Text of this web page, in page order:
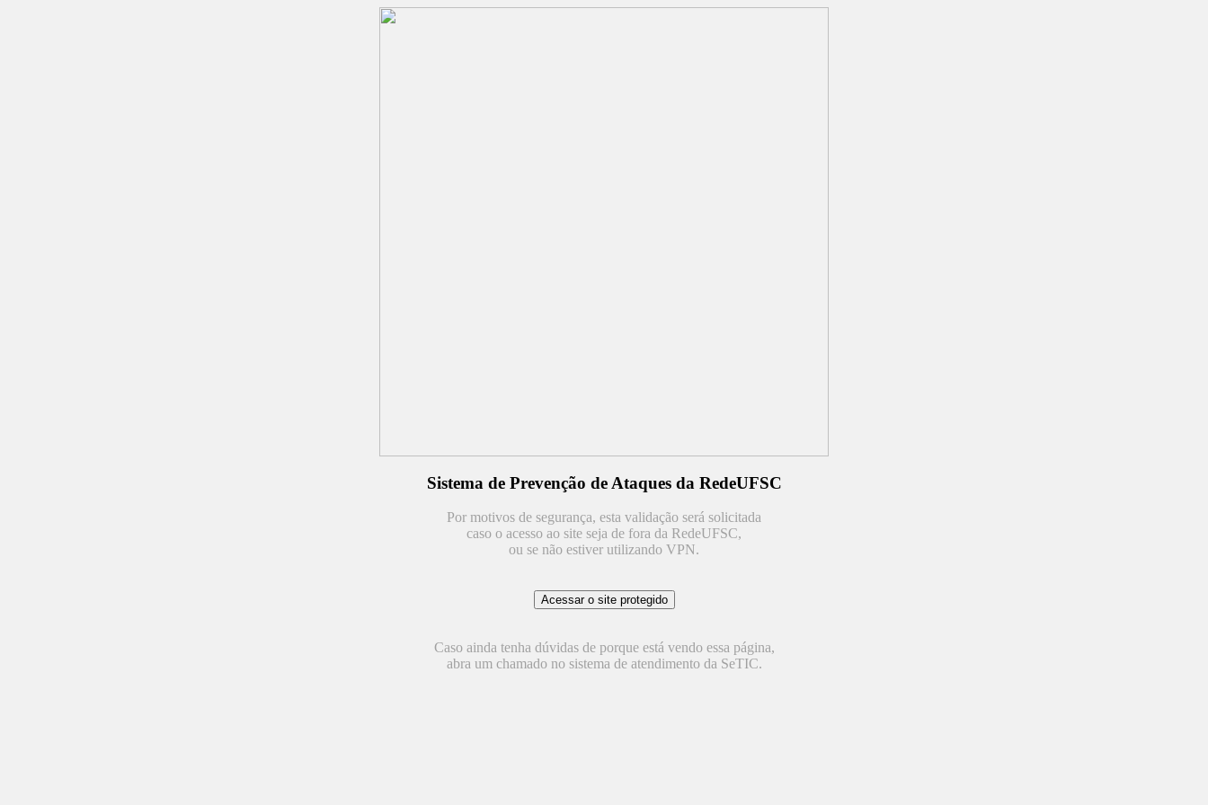
Sistema de Prevenção de Ataques da RedeUFSC
Por motivos de segurança, esta validação será solicitada
caso o acesso ao site seja de fora da RedeUFSC,
ou se não estiver utilizando VPN.
Caso ainda tenha dúvidas de porque está vendo essa página,
abra um chamado no sistema de atendimento da SeTIC.